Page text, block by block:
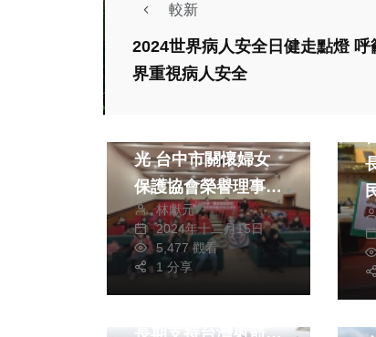
較新
2024世界病人安全日健走點燈 呼
界重視病人安全
光 台中市關懷婦女
保護協會榮譽理事長
張家銨議員帶領育幼
院童展開藝文探索之
旅
林獻元
2024年十二月15日
5,477 觀看
1 分享
財經及消費 運動
文教
從埔里到世界舞台